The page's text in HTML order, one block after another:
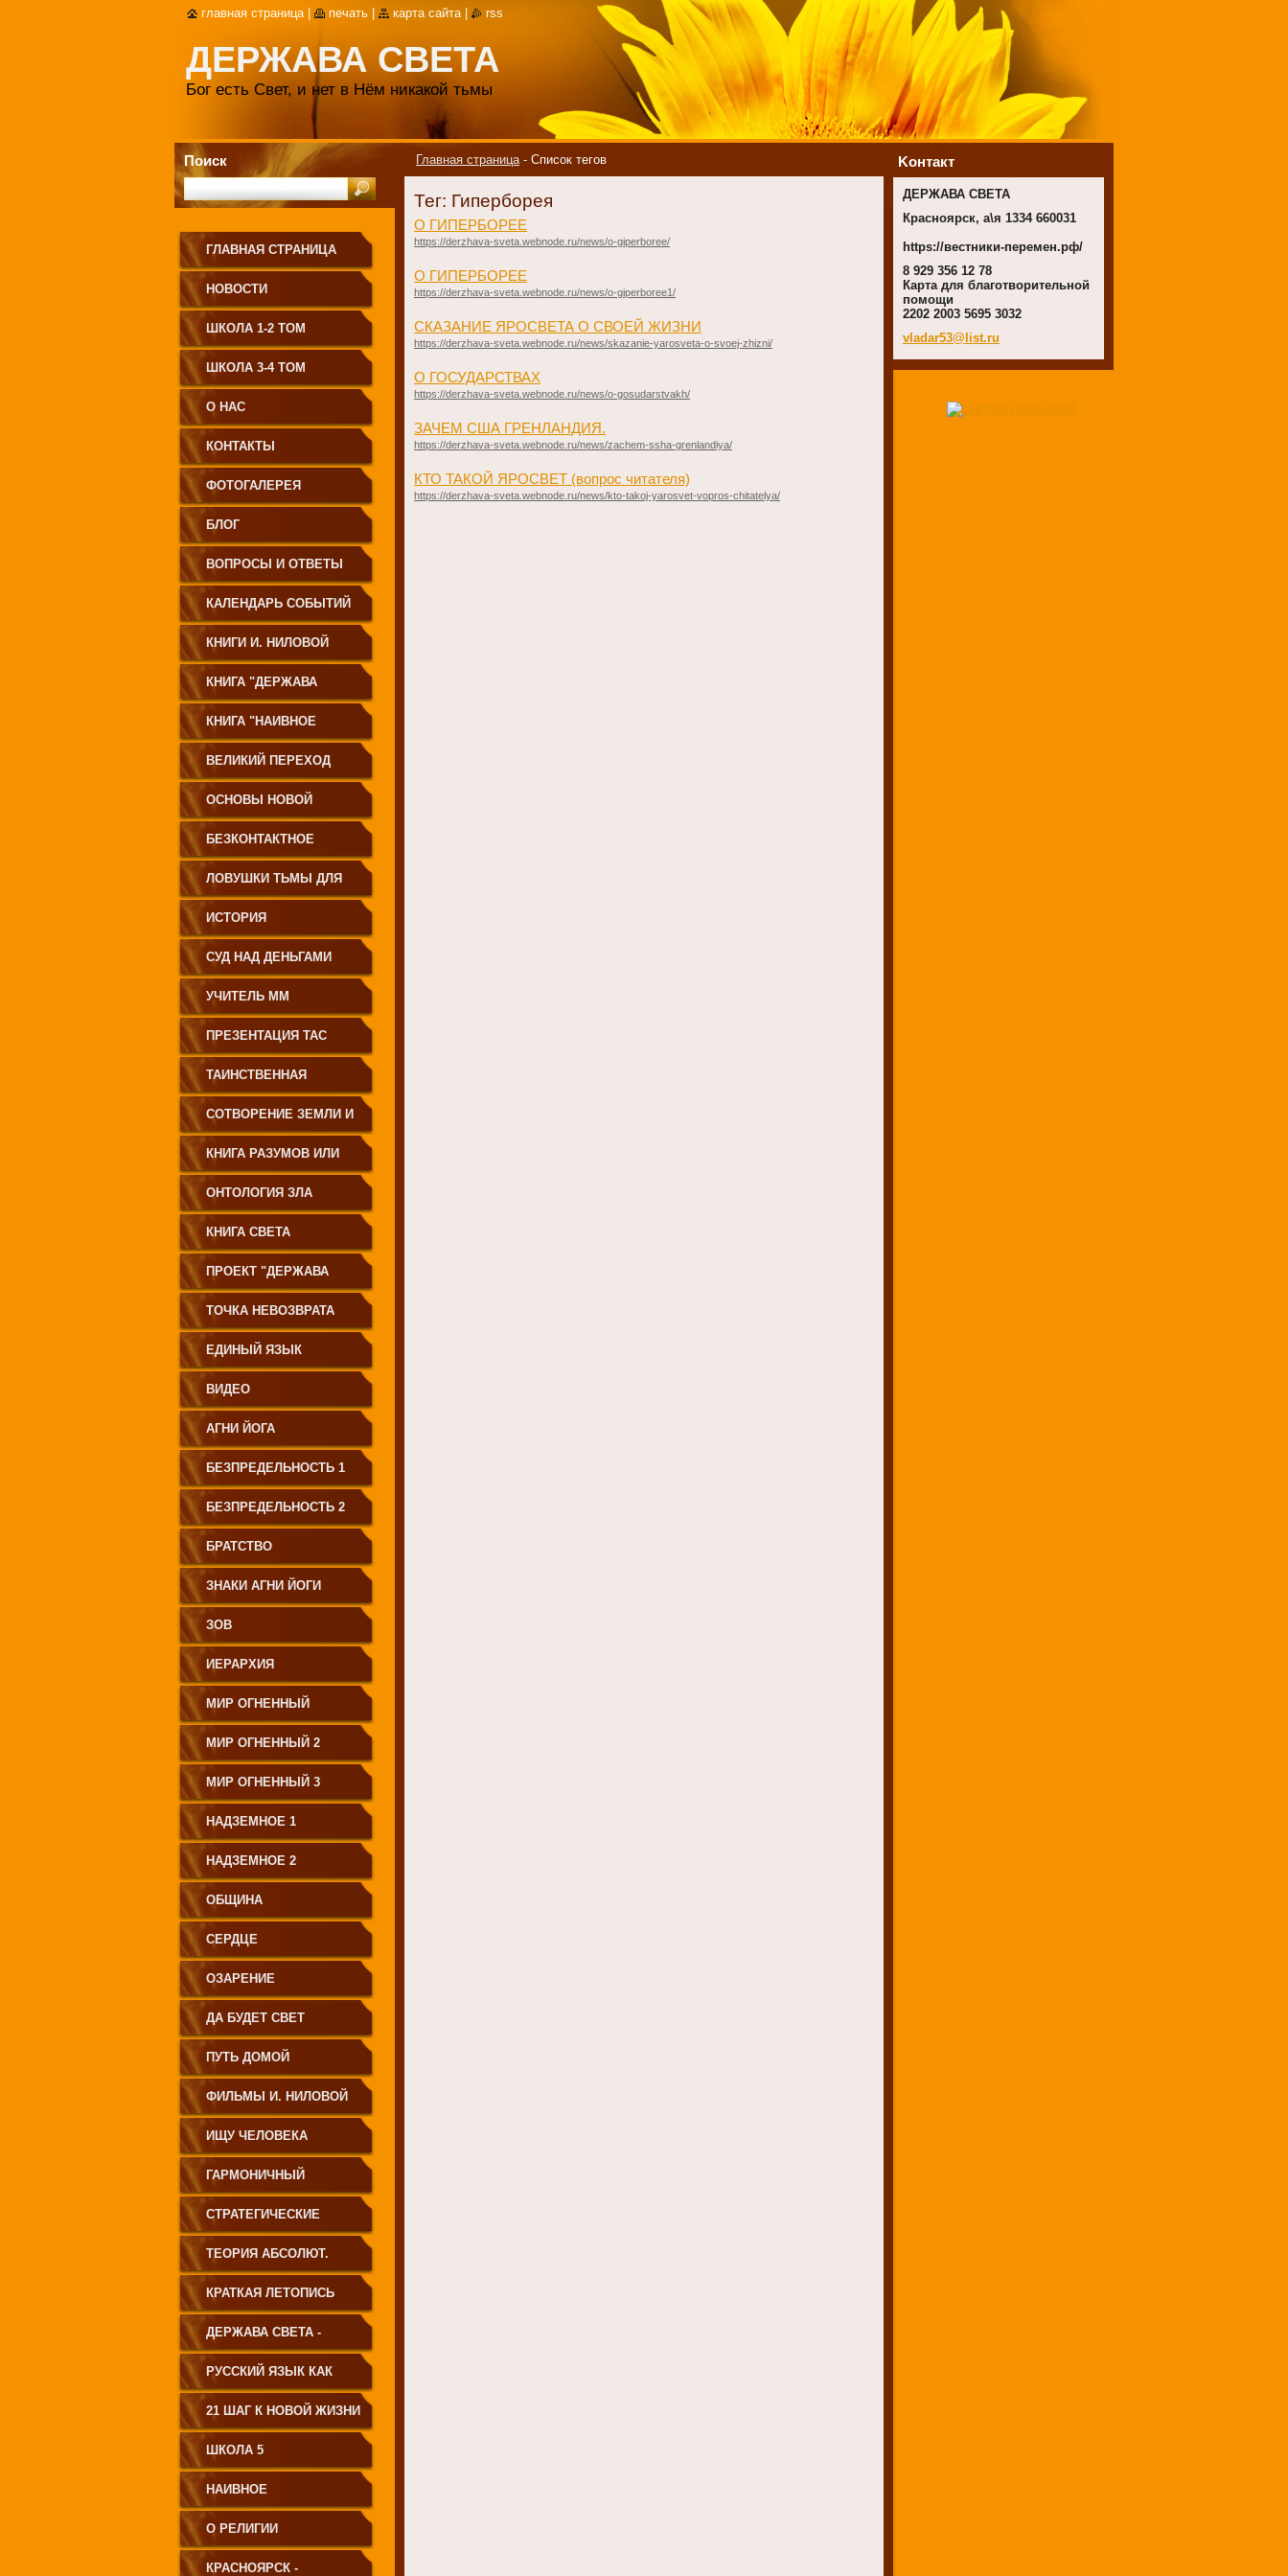
ДЕРЖАВА СВЕТА
Бог есть Свет, и нет в Нём никакой тьмы
Главная страница - Список тегов
Тег: Гиперборея
О ГИПЕРБОРЕЕ
https://derzhava-sveta.webnode.ru/news/o-giperboree/
О ГИПЕРБОРЕЕ
https://derzhava-sveta.webnode.ru/news/o-giperboree1/
СКАЗАНИЕ ЯРОСВЕТА О СВОЕЙ ЖИЗНИ
https://derzhava-sveta.webnode.ru/news/skazanie-yarosveta-o-svoej-zhizni/
О ГОСУДАРСТВАХ
https://derzhava-sveta.webnode.ru/news/o-gosudarstvakh/
​ЗАЧЕМ США ГРЕНЛАНДИЯ.
https://derzhava-sveta.webnode.ru/news/zachem-ssha-grenlandiya/
КТО ТАКОЙ ЯРОСВЕТ (вопрос читателя)
https://derzhava-sveta.webnode.ru/news/kto-takoj-yarosvet-vopros-chitatelya/
ГЛАВНАЯ СТРАНИЦА
НОВОСТИ
ШКОЛА 1-2 ТОМ
ШКОЛА 3-4 ТОМ
О НАС
КОНТАКТЫ
ФОТОГАЛЕРЕЯ
БЛОГ
ВОПРОСЫ И ОТВЕТЫ
КАЛЕНДАРЬ СОБЫТИЙ
КНИГИ И. НИЛОВОЙ
КНИГА "ДЕРЖАВА
СВЕТА
КНИГА "НАИВНОЕ
СВЕТОПРЕСТАВЛЕНИЕ"
ВЕЛИКИЙ ПЕРЕХОД
ОСНОВЫ НОВОЙ
ЦИВИЛИЗАЦИИ
БЕЗКОНТАКТНОЕ
ЗЕМЛЕДЕЛИЕ
ЛОВУШКИ ТЬМЫ ДЛЯ
МОЛОДЁЖИ
ИСТОРИЯ
ПРОИСХОЖДЕНИЯ
РУССКОГО НАРОДА
СУД НАД ДЕНЬГАМИ
УЧИТЕЛЬ ММ
ПРЕЗЕНТАЦИЯ ТАС
ТАИНСТВЕННАЯ
СИБИРЬ
СОТВОРЕНИЕ ЗЕМЛИ И
ЕЁ ЖИТЕЛЕЙ
КНИГА РАЗУМОВ ИЛИ
ПОЛЕЙ
ОНТОЛОГИЯ ЗЛА
КНИГА СВЕТА
ПРОЕКТ "ДЕРЖАВА
СВЕТА"
ТОЧКА НЕВОЗВРАТА
ЕДИНЫЙ ЯЗЫК
ЧЕЛОВЕЧЕСТВА
ВИДЕО
АГНИ ЙОГА
БЕЗПРЕДЕЛЬНОСТЬ 1
БЕЗПРЕДЕЛЬНОСТЬ 2
БРАТСТВО
ЗНАКИ АГНИ ЙОГИ
ЗОВ
ИЕРАРХИЯ
МИР ОГНЕННЫЙ
МИР ОГНЕННЫЙ 2
МИР ОГНЕННЫЙ 3
НАДЗЕМНОЕ 1
НАДЗЕМНОЕ 2
ОБЩИНА
СЕРДЦЕ
ОЗАРЕНИЕ
ДА БУДЕТ СВЕТ
ПУТЬ ДОМОЙ
ФИЛЬМЫ И. НИЛОВОЙ
ИЩУ ЧЕЛОВЕКА
ГАРМОНИЧНЫЙ
ЧЕЛОВЕК
СТРАТЕГИЧЕСКИЕ
ЧЕРТЫ УКЛАДА
ГОСУДАРСТВА
ПРИНЦИПИАЛЬНО
НОВОГО ТИПА
ТЕОРИЯ АБСОЛЮТ.
СВЕТА
КРАТКАЯ ЛЕТОПИСЬ
ЧЕЛОВЕЧЕСТВА
ДЕРЖАВА СВЕТА -
ВЕНЕЦ ЧЕЛОВЕЧЕСТВА
РУССКИЙ ЯЗЫК КАК
ЧАСТЬ МАТРИЦЫ
ТВОРЕНИЯ
21 ШАГ К НОВОЙ ЖИЗНИ
ШКОЛА 5
НАИВНОЕ
СВЕТОПРЕДСТАВЛЕНИЕ
О РЕЛИГИИ
КРАСНОЯРСК -
Koнтакт
ДЕРЖАВА СВЕТА
Красноярск, а\я 1334 660031
https://вестники-перемен.рф/
8 929 356 12 78
Карта для благотворительной
помощи
2202 2003 5695 3032
vladar53@list.ru
Поиск
главная страница печать карта сайта rss